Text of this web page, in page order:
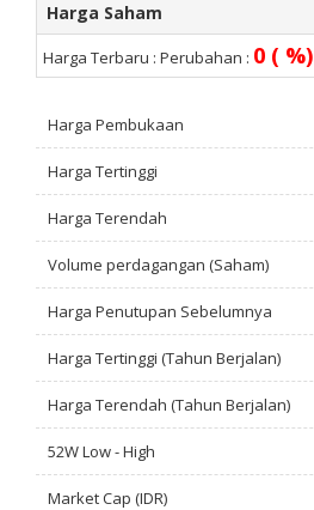
Harga Saham
Harga Terbaru : Perubahan : 0 ( %)
Harga Pembukaan
Harga Tertinggi
Harga Terendah
Volume perdagangan (Saham)
Harga Penutupan Sebelumnya
Harga Tertinggi (Tahun Berjalan)
Harga Terendah (Tahun Berjalan)
52W Low - High
Market Cap (IDR)